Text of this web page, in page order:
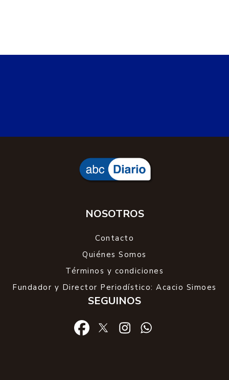
NOSOTROS
Contacto
Quiénes Somos
Términos y condiciones
Fundador y Director Periodístico: Acacio Simoes
SEGUINOS